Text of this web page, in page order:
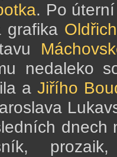
. Po
grafika
nedaleko
aJiřího
dnech